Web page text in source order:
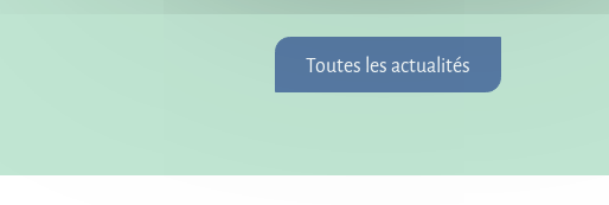
Toutes les actualités